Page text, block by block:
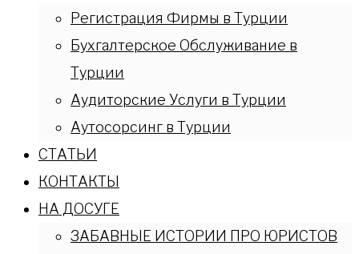
Регистрация Фирмы в Турции
Бухгалтерское Обслуживание в
Турции
Аудиторские Услуги в Турции
Аутосорсинг в Турции
СТАТЬИ
КОНТАКТЫ
НА ДОСУГЕ
ЗАБАВНЫЕ ИСТОРИИ ПРО ЮРИСТОВ